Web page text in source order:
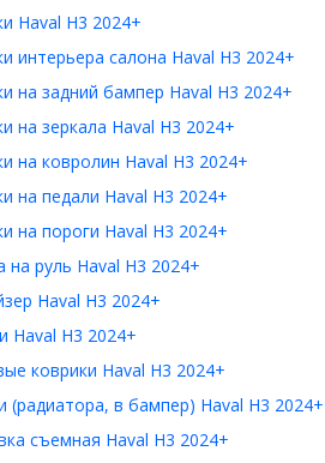
Haval H3 2024+
интерьера салона Haval H3 2024+
на задний бампер Haval H3 2024+
на зеркала Haval H3 2024+
на ковролин Haval H3 2024+
на педали Haval H3 2024+
на пороги Haval H3 2024+
на руль Haval H3 2024+
Haval H3 2024+
Haval H3 2024+
коврики Haval H3 2024+
(радиатора, в бампер) Haval H3 2024+
съемная Haval H3 2024+